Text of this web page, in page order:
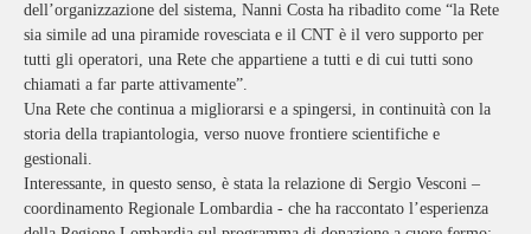
dell’organizzazione del sistema, Nanni Costa ha ribadito come “la Rete
sia simile ad una piramide rovesciata e il CNT è il vero supporto per
tutti gli operatori, una Rete che appartiene a tutti e di cui tutti sono
chiamati a far parte attivamente”.
Una Rete che continua a migliorarsi e a spingersi, in continuità con la
storia della trapiantologia, verso nuove frontiere scientifiche e
gestionali.
Interessante, in questo senso, è stata la relazione di Sergio Vesconi –
coordinamento Regionale Lombardia - che ha raccontato l’esperienza